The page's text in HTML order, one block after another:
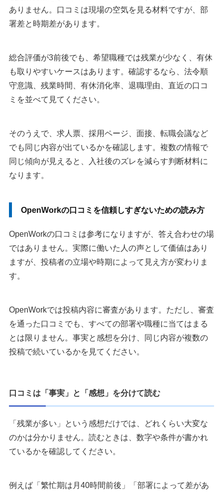
ありません。口コミは現場の空気を見る材料ですが、部
署差と時期差があります。
総合評価が3前後でも、希望職種では残業が少なく、有休
も取りやすいケースはあります。確認するなら、法令順
守意識、残業時間、有休消化率、退職理由、直近の口コ
ミを並べて見てください。
そのうえで、求人票、採用ページ、面接、転職会議など
でも同じ内容が出ているかを確認します。複数の情報で
同じ傾向が見えると、入社後のズレを減らす判断材料に
なります。
OpenWorkの口コミを信頼しすぎないための読み方
OpenWorkの口コミは参考になりますが、答え合わせの場
ではありません。実際に働いた人の声として価値はあり
ますが、投稿者の立場や時期によって見え方が変わりま
す。
OpenWorkでは投稿内容に審査があります。ただし、審査
を通った口コミでも、すべての部署や職種に当てはまる
とは限りません。事実と感想を分け、同じ内容が複数の
投稿で続いているかを見てください。
口コミは「事実」と「感想」を分けて読む
「残業が多い」という感想だけでは、どれくらい大変な
のかは分かりません。読むときは、数字や条件が書かれ
ているかを確認してください。
例えば「繁忙期は月40時間前後」「部署によって差があ